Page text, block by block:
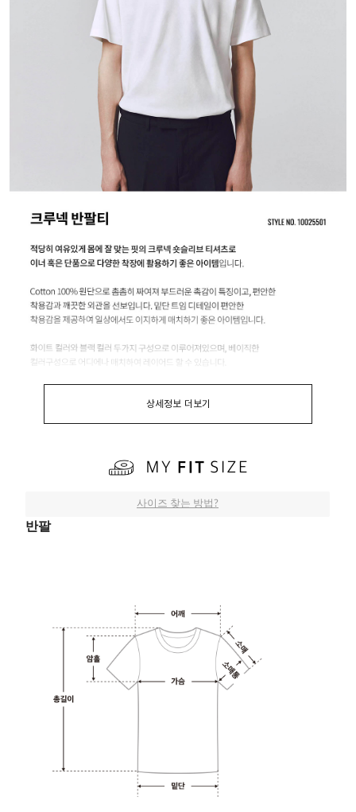
상세정보 더보기